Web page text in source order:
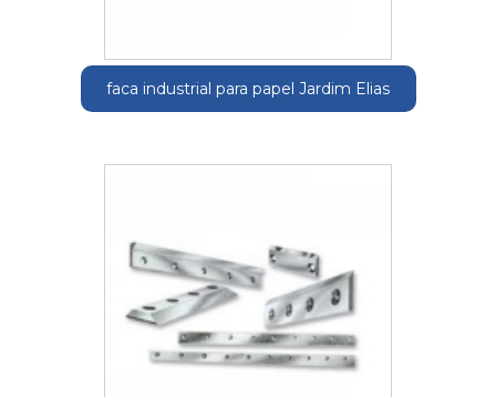
faca industrial para papel Jardim Elias